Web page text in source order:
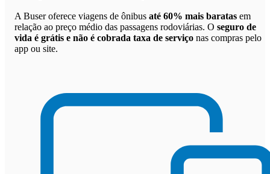
A Buser oferece viagens de ônibus até 60% mais baratas em
relação ao preço médio das passagens rodoviárias. O seguro de
vida é grátis e não é cobrada taxa de serviço nas compras pelo
app ou site.